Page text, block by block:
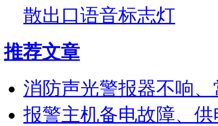
散出口语音标志灯
推荐文章
消防声光警报器不响
报警主机备电故障、